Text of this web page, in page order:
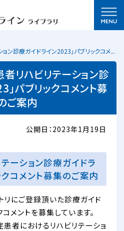
ン診療ガイドライン2023」パブリックコメ...
者リハビリテーション診
パブリックコメント募
ご案内
公開日：2023年1月19日
ーション診療ガイドラ
コメント募集のご案内
リにご登録頂いた診療ガイド
メントを募集しています。
患者におけるリハビリテーショ